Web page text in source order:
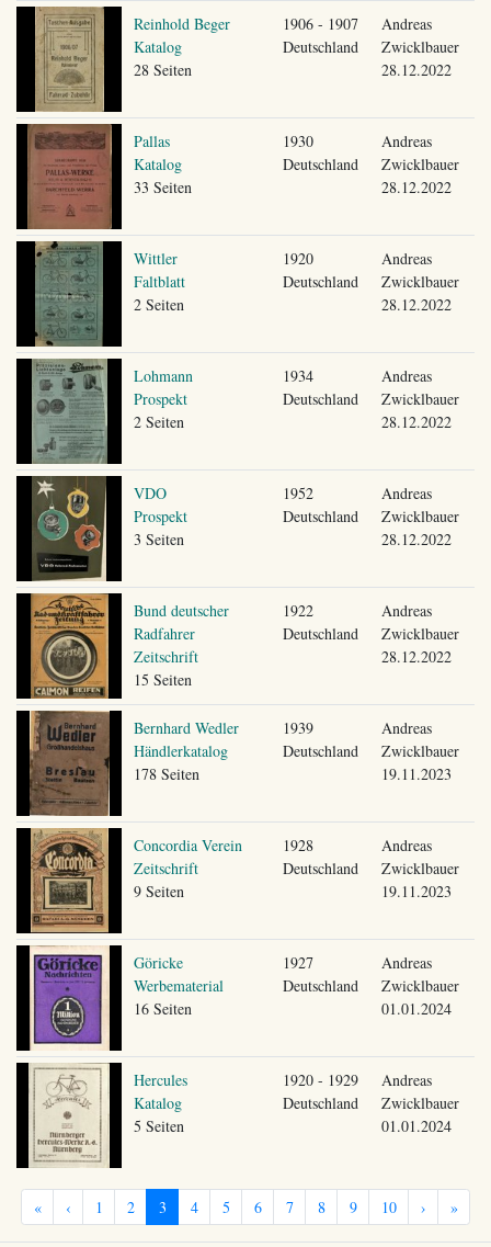
Reinhold Beger
Katalog
28 Seiten
1906 - 1907
Deutschland
Andreas
Zwicklbauer
28.12.2022
Pallas
Katalog
33 Seiten
1930
Deutschland
Andreas
Zwicklbauer
28.12.2022
Wittler
Faltblatt
2 Seiten
1920
Deutschland
Andreas
Zwicklbauer
28.12.2022
Lohmann
Prospekt
2 Seiten
1934
Deutschland
Andreas
Zwicklbauer
28.12.2022
VDO
Prospekt
3 Seiten
1952
Deutschland
Andreas
Zwicklbauer
28.12.2022
Bund deutscher
Radfahrer
Zeitschrift
15 Seiten
1922
Deutschland
Andreas
Zwicklbauer
28.12.2022
Bernhard Wedler
Händlerkatalog
178 Seiten
1939
Deutschland
Andreas
Zwicklbauer
19.11.2023
Concordia Verein
Zeitschrift
9 Seiten
1928
Deutschland
Andreas
Zwicklbauer
19.11.2023
Göricke
Werbematerial
16 Seiten
1927
Deutschland
Andreas
Zwicklbauer
01.01.2024
Hercules
Katalog
5 Seiten
1920 - 1929
Deutschland
Andreas
Zwicklbauer
01.01.2024
« ‹ 1 2 3 4 5 6 7 8 9 10 › »